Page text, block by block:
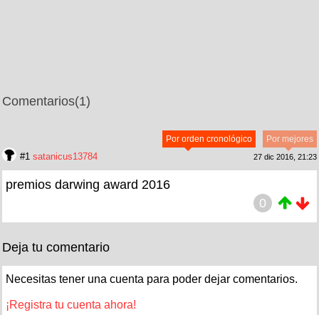
Comentarios(1)
Por mejores
Por orden cronológico
#1 satanicus13784 27 dic 2016, 21:23
premios darwing award 2016
0
Deja tu comentario
Necesitas tener una cuenta para poder dejar comentarios.
¡Registra tu cuenta ahora!